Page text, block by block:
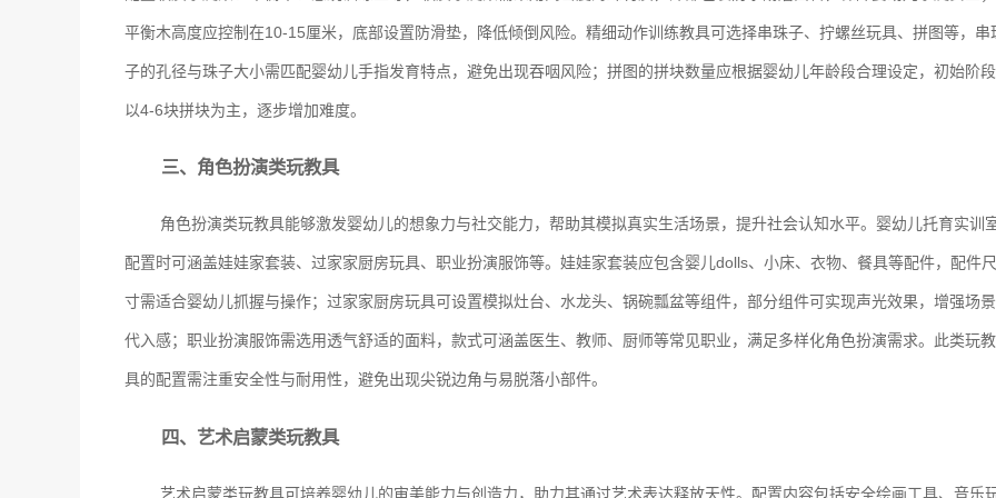
平衡木高度应控制在10-15厘米，底部设置防滑垫，降低倾倒风险。精细动作训练教具可选择串珠子、拧螺丝玩具、拼图等，串
子的孔径与珠子大小需匹配婴幼儿手指发育特点，避免出现吞咽风险；拼图的拼块数量应根据婴幼儿年龄段合理设定，初始阶段
以4-6块拼块为主，逐步增加难度。
三、角色扮演类玩教具
角色扮演类玩教具能够激发婴幼儿的想象力与社交能力，帮助其模拟真实生活场景，提升社会认知水平。婴幼儿托育实训
配置时可涵盖娃娃家套装、过家家厨房玩具、职业扮演服饰等。娃娃家套装应包含婴儿dolls、小床、衣物、餐具等配件，配件尺
寸需适合婴幼儿抓握与操作；过家家厨房玩具可设置模拟灶台、水龙头、锅碗瓢盆等组件，部分组件可实现声光效果，增强场景
代入感；职业扮演服饰需选用透气舒适的面料，款式可涵盖医生、教师、厨师等常见职业，满足多样化角色扮演需求。此类玩教
具的配置需注重安全性与耐用性，避免出现尖锐边角与易脱落小部件。
四、艺术启蒙类玩教具
艺术启蒙类玩教具可培养婴幼儿的审美能力与创造力，助力其通过艺术表达释放天性。配置内容包括安全绘画工具、音乐